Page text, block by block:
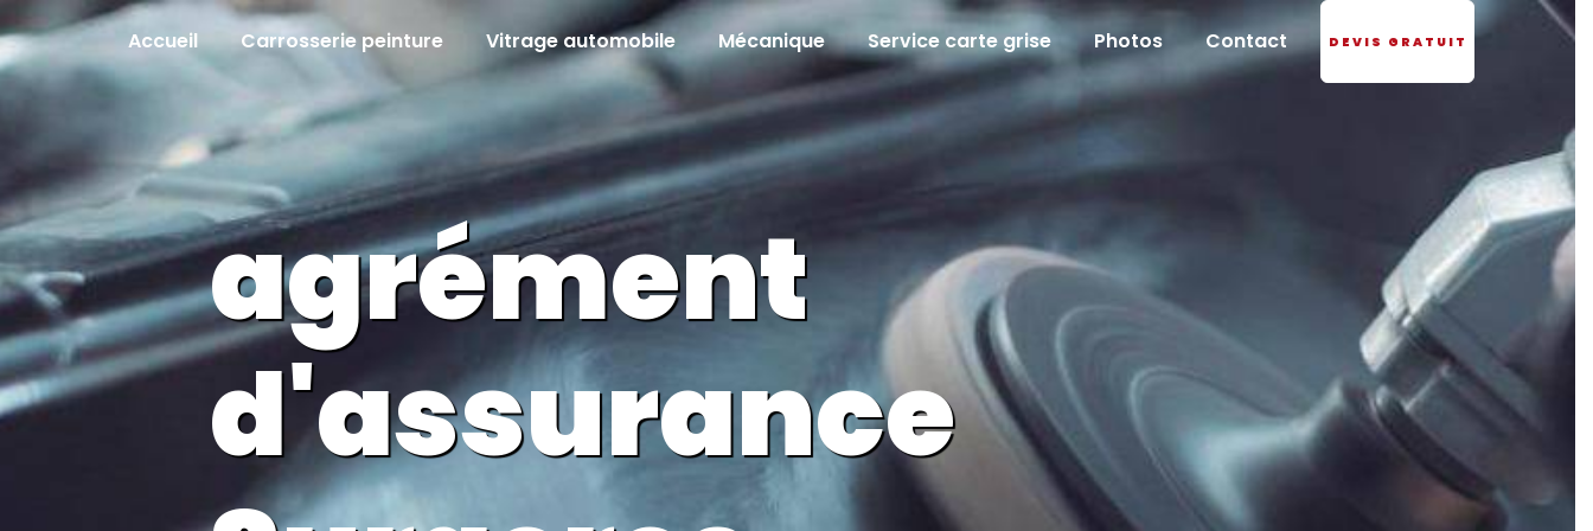
Panneau de gestion des cookies
Accueil Carrosserie peinture Vitrage automobile Mécanique Service carte grise Photos Contact DEVIS GRATUIT
agrément
d'assurance